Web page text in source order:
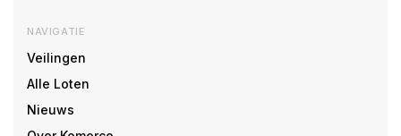
NAVIGATIE
Veilingen
Alle Loten
Nieuws